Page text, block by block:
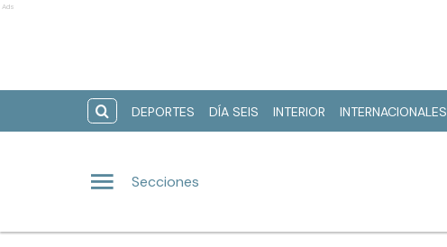
Ads
DEPORTES DÍA SEIS INTERIOR INTERNACIONALES
Secciones